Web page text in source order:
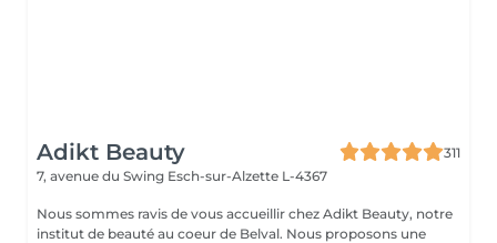
Adikt Beauty
311
7, avenue du Swing Esch-sur-Alzette L-4367
Nous sommes ravis de vous accueillir chez Adikt Beauty, notre
institut de beauté au coeur de Belval. Nous proposons une